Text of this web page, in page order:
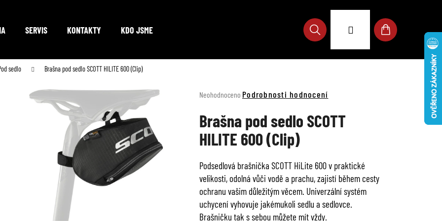
SERVIS KONTAKTY KDO JSME
Hledat
Přihlášení
Nákupní
sedlo Brašna pod sedlo SCOTT HILITE 600 (Clip)
Průměrné
produktu
je
0,0
z
hvězdiček.
Neohodnoceno Podrobnosti hodnocení
Brašna pod sedlo SCOTT
HILITE 600 (Clip)
Podsedlová brašnička SCOTT HiLite 600 v praktické
velikosti, odolná vůči vodě a prachu, zajistí během cesty
ochranu vašim důležitým věcem. Univerzální systém
uchycení vyhovuje jakémukoli sedlu a sedlovce.
Brašničku tak s sebou můžete mít vždy.
Co potřebujete najít?
HLEDAT
Doporučujeme